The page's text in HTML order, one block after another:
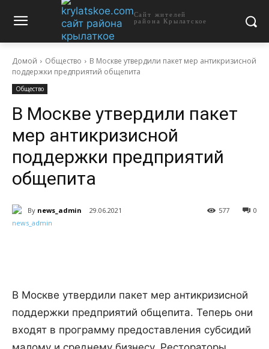
Сайт жителей
района Крылатское
Домой Общество
В Москве утвердили пакет мер антикризисной
поддержки предприятий общепита
Общество
В Москве утвердили пакет
мер антикризисной
поддержки предприятий
общепита
By news_admin 29.06.2021 0
577
В Москве утвердили пакет мер антикризисной
поддержки предприятий общепита. Теперь они
входят в программу предоставления субсидий